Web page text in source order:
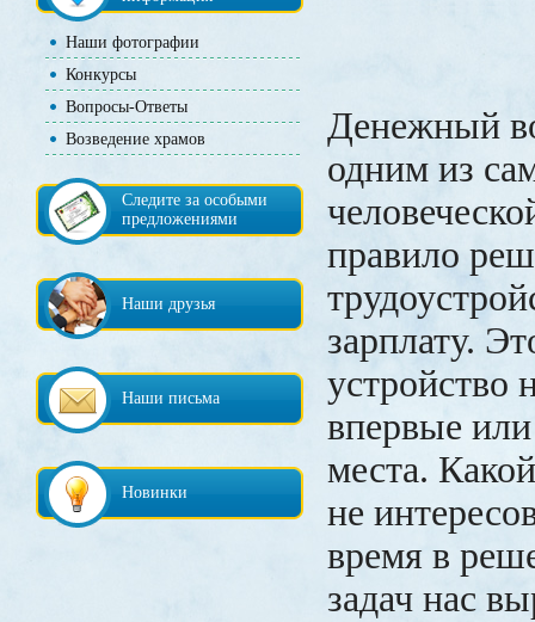
Наши фотографии
Конкурсы
Вопросы-Ответы
Возведение храмов
Следите за особыми
предложениями
Наши друзья
Наши письма
Новинки
Денежный
одним из
правило
зарплату.
устройство
впервые
места.
не
время в
задач нас